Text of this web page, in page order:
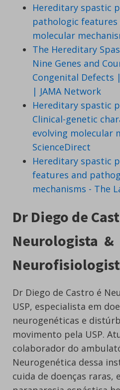
Hereditary spastic
pathologic features
molecular
The Hereditary
Nine Genes and
Congenital Defects
| JAMA Network
Hereditary spastic
Clinical-genetic
evolving molecular
ScienceDirect
Hereditary spastic
features and
mechanisms - The
Dr Diego de
Neurologista &
Dr Diego de Castro é
USP, especialista em
neurogenéticas e
movimento pela USP.
colaborador do
Neurogenética dessa
cuida de doenças raras,